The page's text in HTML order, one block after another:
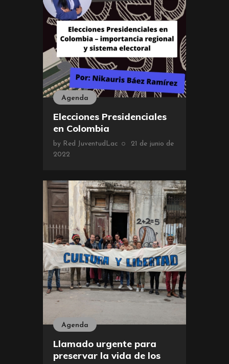
Agenda
Elecciones Presidenciales
en Colombia
by Red JuventudLac
21 de junio de
2022
Agenda
Llamado urgente para
preservar la vida de los